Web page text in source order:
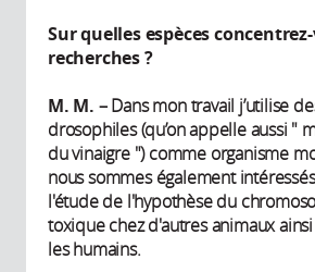
Sur quelles espèces
recherches ?
M. M. – Dans mon travail j’utilise
drosophiles (qu’on appelle aussi "
du vinaigre ") comme organisme
nous sommes également
l'étude de l'hypothèse du
toxique chez d'autres animaux
les humains.